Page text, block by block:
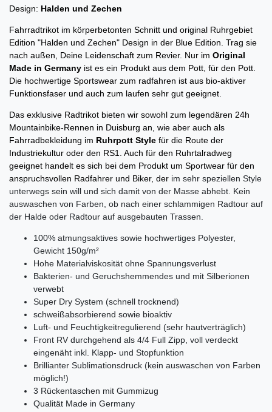
Design: Halden und Zechen
Fahrradtrikot im körperbetonten Schnitt und original Ruhrgebiet
Edition "Halden und Zechen" Design in der Blue Edition. Trag sie
nach außen, Deine Leidenschaft zum Revier. Nur im Original
Made in Germany ist es ein Produkt aus dem Pott, für den Pott.
Die hochwertige Sportswear zum radfahren ist aus bio-aktiver
Funktionsfaser und auch zum laufen sehr gut geeignet.
Das exklusive Radtrikot bieten wir sowohl zum legendären 24h
Mountainbike-Rennen in Duisburg an, wie aber auch als
Fahrradbekleidung im Ruhrpott Style für die Route der
Industriekultur oder den RS1. Auch für den Ruhrtalradweg
geeignet handelt es sich bei dem Produkt um Sportwear für den
anspruchsvollen Radfahrer und Biker, der im sehr speziellen Style
unterwegs sein will und sich damit von der Masse abhebt. Kein
auswaschen von Farben, ob nach einer schlammigen Radtour auf
der Halde oder Radtour auf ausgebauten Trassen.
100% atmungsaktives sowie hochwertiges Polyester,
Gewicht 150g/m²
Hohe Materialviskosität ohne Spannungsverlust
Bakterien- und Geruchshemmendes und mit Silberionen
verwebt
Super Dry System (schnell trocknend)
schweißabsorbierend sowie bioaktiv
Luft- und Feuchtigkeitregulierend (sehr hautverträglich)
Front RV durchgehend als 4/4 Full Zipp, voll verdeckt
eingenäht inkl. Klapp- und Stopfunktion
Brillianter Sublimationsdruck (kein auswaschen von Farben
möglich!)
3 Rückentaschen mit Gummizug
Qualität Made in Germany